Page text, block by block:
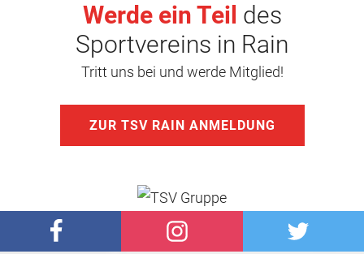
Werde ein Teil des
Sportvereins in Rain
Tritt uns bei und werde Mitglied!
ZUR TSV RAIN ANMELDUNG